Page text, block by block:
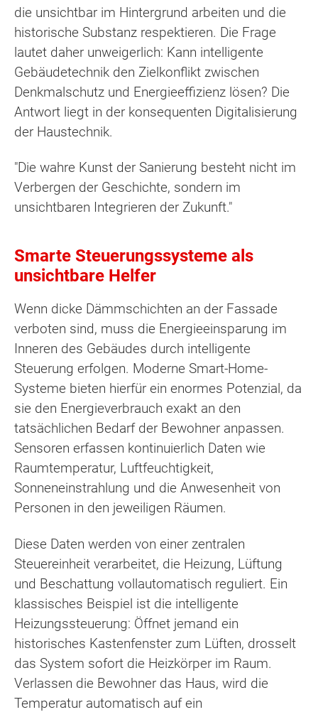
die unsichtbar im Hintergrund arbeiten und die
historische Substanz respektieren. Die Frage
lautet daher unweigerlich: Kann intelligente
Gebäudetechnik den Zielkonflikt zwischen
Denkmalschutz und Energieeffizienz lösen? Die
Antwort liegt in der konsequenten Digitalisierung
der Haustechnik.
"Die wahre Kunst der Sanierung besteht nicht im
Verbergen der Geschichte, sondern im
unsichtbaren Integrieren der Zukunft."
Smarte Steuerungssysteme als
unsichtbare Helfer
Wenn dicke Dämmschichten an der Fassade
verboten sind, muss die Energieeinsparung im
Inneren des Gebäudes durch intelligente
Steuerung erfolgen. Moderne Smart-Home-
Systeme bieten hierfür ein enormes Potenzial, da
sie den Energieverbrauch exakt an den
tatsächlichen Bedarf der Bewohner anpassen.
Sensoren erfassen kontinuierlich Daten wie
Raumtemperatur, Luftfeuchtigkeit,
Sonneneinstrahlung und die Anwesenheit von
Personen in den jeweiligen Räumen.
Diese Daten werden von einer zentralen
Steuereinheit verarbeitet, die Heizung, Lüftung
und Beschattung vollautomatisch reguliert. Ein
klassisches Beispiel ist die intelligente
Heizungssteuerung: Öffnet jemand ein
historisches Kastenfenster zum Lüften, drosselt
das System sofort die Heizkörper im Raum.
Verlassen die Bewohner das Haus, wird die
Temperatur automatisch auf ein